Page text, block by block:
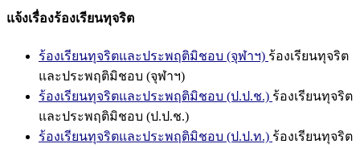
แจ้งเรื่องร้องเรียนทุจริต
ร้องเรียนทุจริตและประพฤติมิชอบ (จุฬาฯ) ร้องเรียนทุจริต
และประพฤติมิชอบ (จุฬาฯ)
ร้องเรียนทุจริตและประพฤติมิชอบ (ป.ป.ช.) ร้องเรียนทุจริต
และประพฤติมิชอบ (ป.ป.ช.)
ร้องเรียนทุจริตและประพฤติมิชอบ (ป.ป.ท.) ร้องเรียนทุจริต